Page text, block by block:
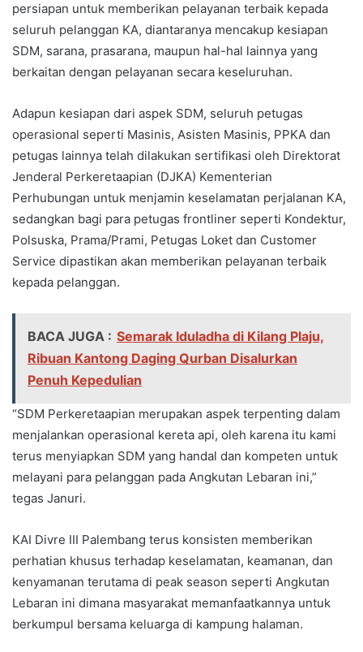
persiapan untuk memberikan pelayanan terbaik kepada
seluruh pelanggan KA, diantaranya mencakup kesiapan
SDM, sarana, prasarana, maupun hal-hal lainnya yang
berkaitan dengan pelayanan secara keseluruhan.
Adapun kesiapan dari aspek SDM, seluruh petugas
operasional seperti Masinis, Asisten Masinis, PPKA dan
petugas lainnya telah dilakukan sertifikasi oleh Direktorat
Jenderal Perkeretaapian (DJKA) Kementerian
Perhubungan untuk menjamin keselamatan perjalanan KA,
sedangkan bagi para petugas frontliner seperti Kondektur,
Polsuska, Prama/Prami, Petugas Loket dan Customer
Service dipastikan akan memberikan pelayanan terbaik
kepada pelanggan.
BACA JUGA : Semarak Iduladha di Kilang Plaju,
Ribuan Kantong Daging Qurban Disalurkan
Penuh Kepedulian
“SDM Perkeretaapian merupakan aspek terpenting dalam
menjalankan operasional kereta api, oleh karena itu kami
terus menyiapkan SDM yang handal dan kompeten untuk
melayani para pelanggan pada Angkutan Lebaran ini,”
tegas Januri.
KAI Divre III Palembang terus konsisten memberikan
perhatian khusus terhadap keselamatan, keamanan, dan
kenyamanan terutama di peak season seperti Angkutan
Lebaran ini dimana masyarakat memanfaatkannya untuk
berkumpul bersama keluarga di kampung halaman.